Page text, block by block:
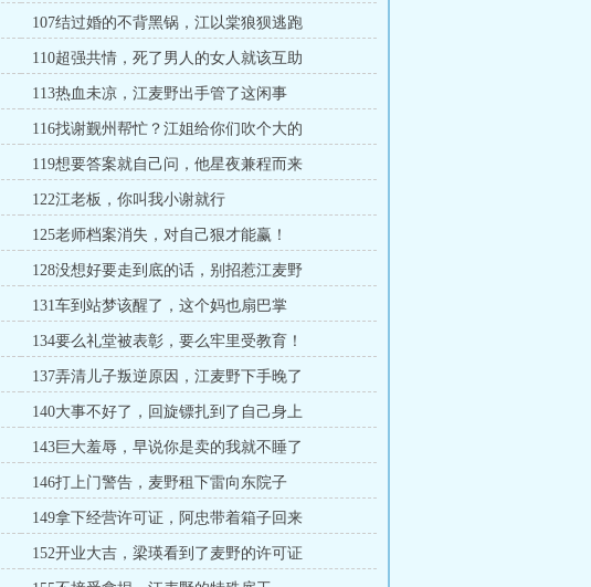
107结过婚的不背黑锅，江以棠狼狈逃跑
110超强共情，死了男人的女人就该互助
113热血未凉，江麦野出手管了这闲事
116找谢觐州帮忙？江姐给你们吹个大的
119想要答案就自己问，他星夜兼程而来
122江老板，你叫我小谢就行
125老师档案消失，对自己狠才能赢！
128没想好要走到底的话，别招惹江麦野
131车到站梦该醒了，这个妈也扇巴掌
134要么礼堂被表彰，要么牢里受教育！
137弄清儿子叛逆原因，江麦野下手晚了
140大事不好了，回旋镖扎到了自己身上
143巨大羞辱，早说你是卖的我就不睡了
146打上门警告，麦野租下雷向东院子
149拿下经营许可证，阿忠带着箱子回来
152开业大吉，梁瑛看到了麦野的许可证